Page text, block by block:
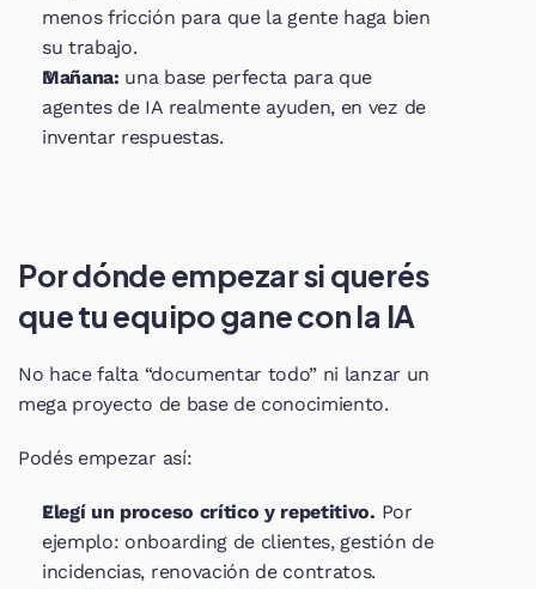
menos fricción para que la gente haga bien
su trabajo.
Mañana: una base perfecta para que
agentes de IA realmente ayuden, en vez de
inventar respuestas.
Por dónde empezar si querés
que tu equipo gane con la IA
No hace falta “documentar todo” ni lanzar un
mega proyecto de base de conocimiento.
Podés empezar así:
Elegí un proceso crítico y repetitivo. Por
ejemplo: onboarding de clientes, gestión de
incidencias, renovación de contratos.